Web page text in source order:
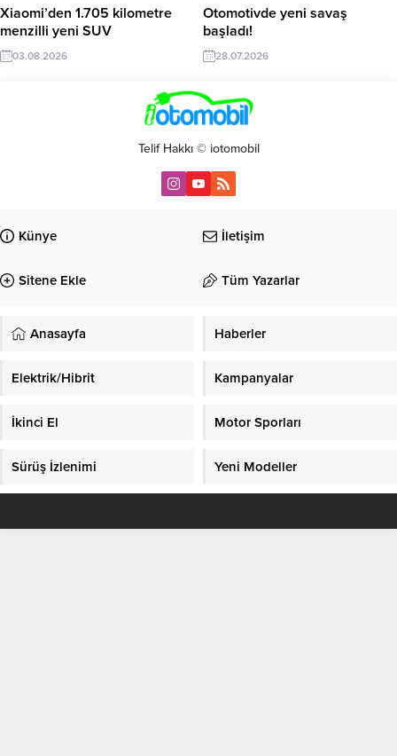
Xiaomi’den 1.705 kilometre
menzilli yeni SUV
03.08.2026
Otomotivde yeni savaş
başladı!
28.07.2026
Telif Hakkı © iotomobil
Künye İletişim
Sitene Ekle Tüm Yazarlar
Anasayfa Haberler
Elektrik/Hibrit Kampanyalar
İkinci El Motor Sporları
Sürüş İzlenimi Yeni Modeller